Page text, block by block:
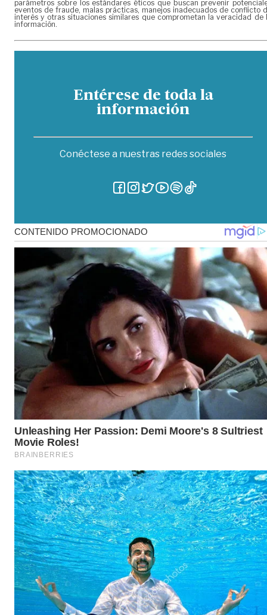
parámetros sobre los estándares éticos que buscan prevenir
eventos de fraude, malas prácticas, manejos inadecuados de conflicto
interés y otras situaciones similares que comprometan la veracidad de
información.
Entérese de toda la
información
Conéctese a nuestras redes sociales